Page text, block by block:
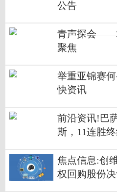
公告
青声探会
聚焦
举重亚锦赛
快资讯
前沿资讯!巴
斯，11连胜
焦点信息:创
权回购股份